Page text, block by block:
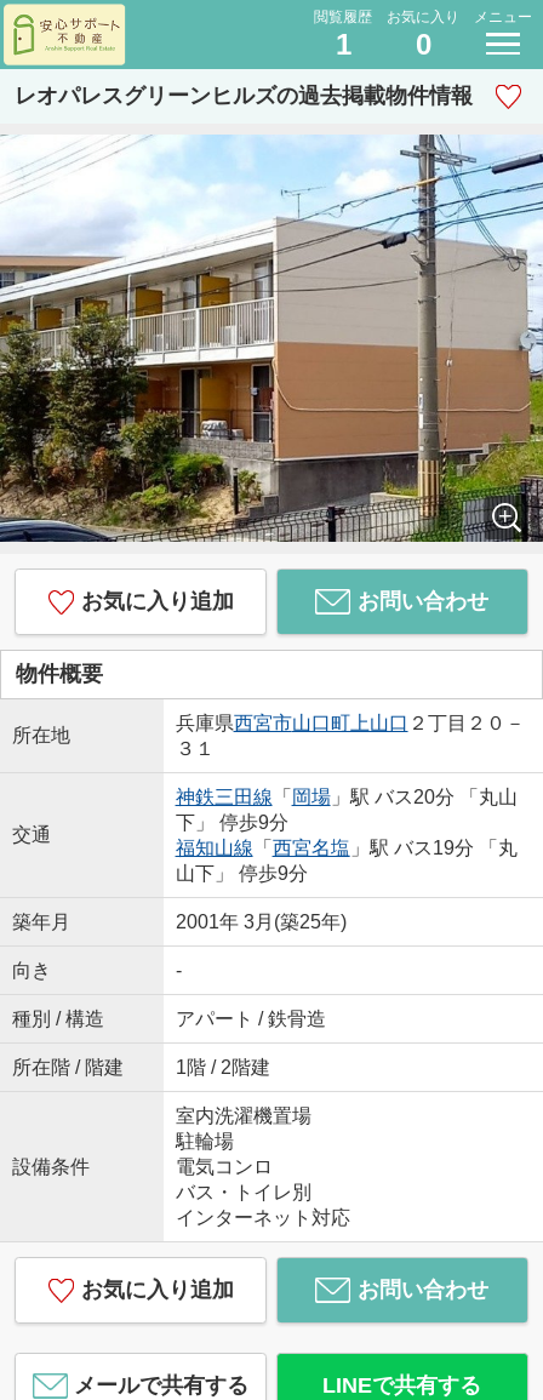
閲覧履歴
1
お気に入り
0
メニュー
レオパレスグリーンヒルズの過去掲載物件情報
お気に入り追加 お問い合わせ
物件概要
所在地
兵庫県西宮市山口町上山口 ２丁目２０－
３１
交通
神鉄三田線 「 岡場」駅 バス20分 「丸山
下」 停歩9分
福知山線 「 西宮名塩 」駅 バス19分 「丸
山下」 停歩9分
築年月 2001年 3月(築25年)
向き -
種別 / 構造 アパート / 鉄骨造
所在階 / 階建 1階 / 2階建
設備条件
室内洗濯機置場
駐輪場
電気コンロ
バス・トイレ別
インターネット対応
お気に入り追加 お問い合わせ
メールで共有する LINEで共有する